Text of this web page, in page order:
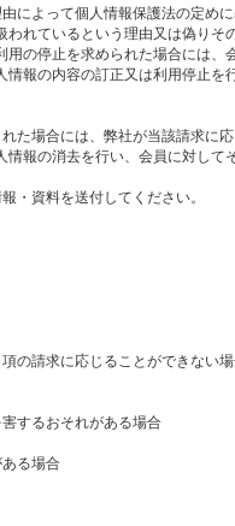
よって個人情報保護法の定め
れているという理由又は偽りそ
の停止を求められた場合には
報の内容の訂正又は利用停止を
場合には、弊社が当該請求に応
報の消去を行い、会員に対して
資料を送付してください。
請求に応じることができない
するおそれがある場合
る場合